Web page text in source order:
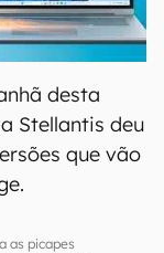
desta
Stellantis deu
que vão
as picapes